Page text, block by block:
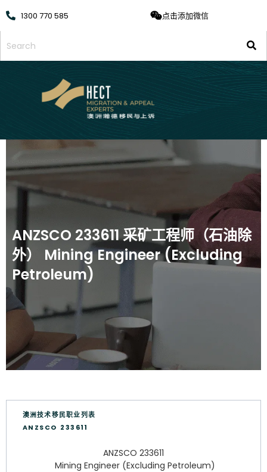
1300 770 585 点击添加微信
ANZSCO 233611 采矿工程师（石油除
外） Mining Engineer (Excluding
Petroleum)
澳洲技术移民职业列表
ANZSCO 233611
ANZSCO 233611
Mining Engineer (Excluding Petroleum)